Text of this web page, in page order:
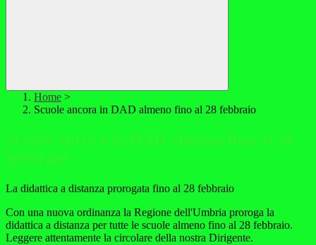
Home >
Scuole ancora in DAD almeno fino al 28 febbraio
Scuole ancora in DAD almeno fino al 28
febbraio
La didattica a distanza prorogata fino al 28 febbraio
Con una nuova ordinanza la Regione dell'Umbria proroga la
didattica a distanza per tutte le scuole almeno fino al 28 febbraio.
Leggere attentamente la circolare della nostra Dirigente.